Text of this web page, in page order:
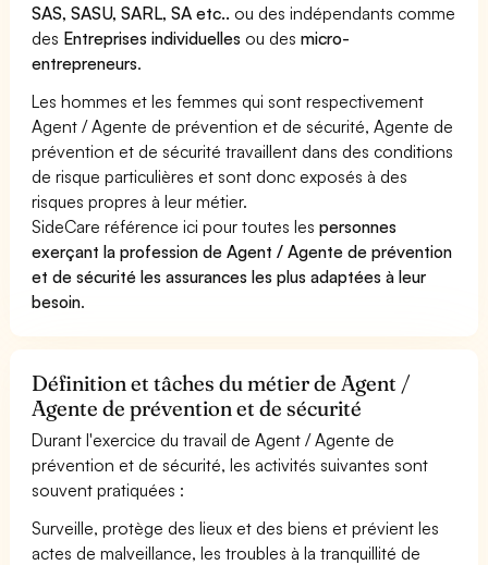
SAS, SASU, SARL, SA etc.. ou des indépendants comme
des Entreprises individuelles ou desmicro-
entrepreneurs.
Les hommes et les femmes qui sont respectivement
Agent / Agente de prévention et de sécurité, Agente de
prévention et de sécurité travaillent dans des conditions
de risque particulières et sont donc exposés à des
risques propres à leur métier.
SideCare référence ici pour toutes lespersonnes
exerçant la profession de Agent / Agente de prévention
et de sécurité les assurances les plus adaptées à leur
besoin.
Définition et tâches du métier de Agent /
Agente de prévention et de sécurité
Durant l'exercice du travail de Agent / Agente de
prévention et de sécurité, les activités suivantes sont
souvent pratiquées :
Surveille, protège des lieux et des biens et prévient les
actes de malveillance, les troubles à la tranquillité de